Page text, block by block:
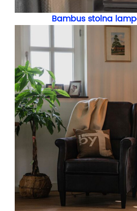
Bambus stolna